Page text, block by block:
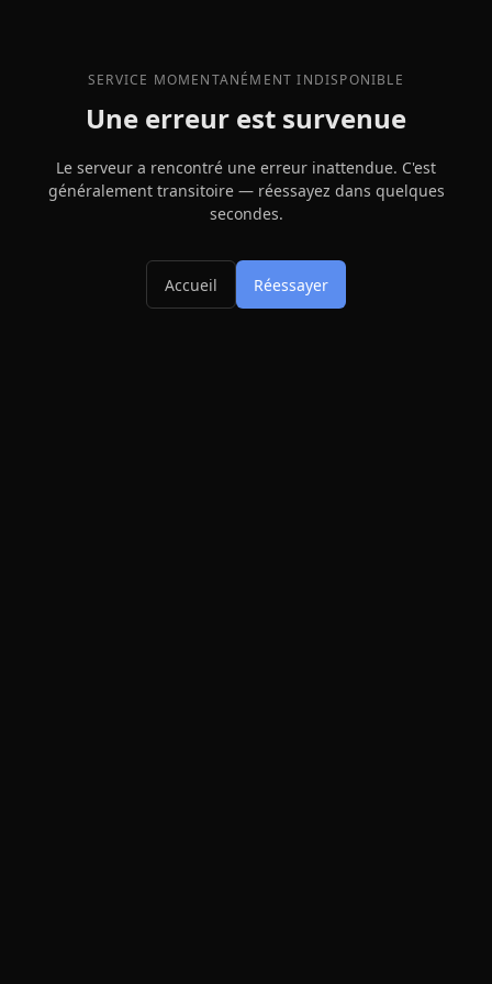
SERVICE MOMENTANÉMENT INDISPONIBLE
Une erreur est survenue
Le serveur a rencontré une erreur inattendue. C'est
généralement transitoire — réessayez dans quelques
secondes.
Accueil Réessayer